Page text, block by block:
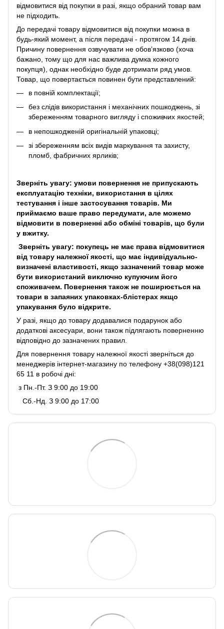
відмовитися від покупки в разі, якщо обраний товар вам
не підходить.
До передачі товару відмовитися від покупки можна в
будь-який момент, а після передачі - протягом 14 днів.
Причину повернення озвучувати не обов’язково (хоча
бажано, тому що для нас важлива думка кожного
покупця), однак необхідно буде дотримати ряд умов.
Товар, що повертається повинен бути представлений:
в повній комплектації;
без слідів використання і механічних пошкоджень, зі
збереженням товарного вигляду і споживчих якостей;
в непошкодженій оригінальній упаковці;
зі збереженням всіх видів маркування та захисту,
пломб, фабричних ярликів;
Зверніть увагу: умови повернення не припускають
експлуатацію техніки, використання в цілях
тестування і інше застосування товарів. Ми
приймаємо ваше право передумати, але можемо
відмовити в поверненні або обміні товарів, що були
у вжитку.
Зверніть увагу: покупець не має права відмовитися
від товару належної якості, що має індивідуально-
визначені властивості, якщо зазначений товар може
бути використаний виключно купуючим його
споживачем. Повернення також не поширюється на
товари в запаяних упаковках-блістерах якщо
упакування було відкрите.
У разі, якщо до товару додавалися подарунок або
додаткові аксесуари, вони також підлягають поверненню
відповідно до зазначених правил.
Для повернення товару належної якості зверніться до
менеджерів інтернет-магазину по телефону +38(098)121
65 11 в робочі дні:
з Пн.-Пт. З 9:00 до 19:00
Сб.-Нд. З 9:00 до 17:00